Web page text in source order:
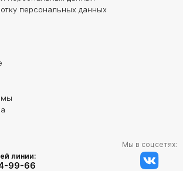
персональных данных
линии:
99-66
Мы в соцсетях: